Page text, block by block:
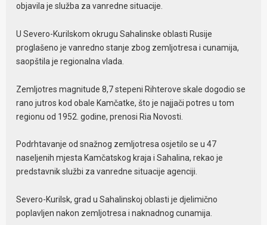
objavila je služba za vanredne situacije.
U Severo-Kurilskom okrugu Sahalinske oblasti Rusije
proglašeno je vanredno stanje zbog zemljotresa i cunamija,
saopštila je regionalna vlada.
Zemljotres magnitude 8,7 stepeni Rihterove skale dogodio se
rano jutros kod obale Kamčatke, što je najjači potres u tom
regionu od 1952. godine, prenosi Ria Novosti.
Podrhtavanje od snažnog zemljotresa osjetilo se u 47
naseljenih mjesta Kamčatskog kraja i Sahalina, rekao je
predstavnik službi za vanredne situacije agenciji.
Severo-Kurilsk, grad u Sahalinskoj oblasti je djelimično
poplavljen nakon zemljotresa i naknadnog cunamija.